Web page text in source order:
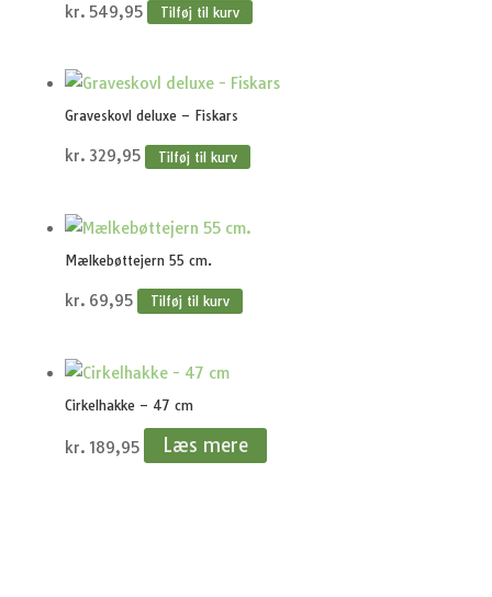
kr. 549,95 Tilføj til kurv
Graveskovl deluxe – Fiskars
kr. 329,95 Tilføj til kurv
Mælkebøttejern 55 cm.
kr. 69,95 Tilføj til kurv
Cirkelhakke – 47 cm
kr. 189,95 Læs mere